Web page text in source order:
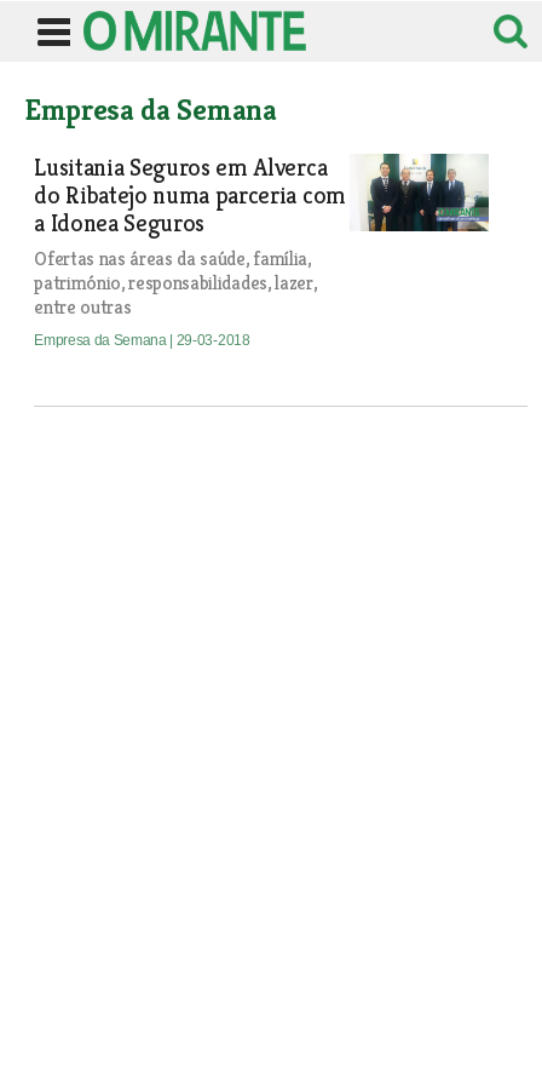
Empresa da Semana
Lusitania Seguros em Alverca
do Ribatejo numa parceria com
a Idonea Seguros
Ofertas nas áreas da saúde, família,
património, responsabilidades, lazer,
entre outras
Empresa da Semana | 29-03-2018